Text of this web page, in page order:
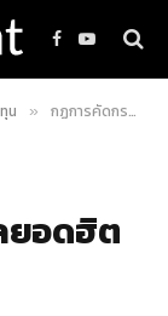
Facebook
YouTube
น » กฏการคัดกรองหุ้นปันผลยอดฮิต Chowder Rule
ยอดฮิต